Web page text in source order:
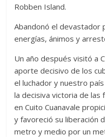
Robben Island.
Abandonó el devastador
energías, ánimos y
Un año después visitó a
aporte decisivo de los
el luchador y nuestro
la decisiva victoria de las
en Cuito Cuanavale
y favoreció su liberación
metro y medio por un